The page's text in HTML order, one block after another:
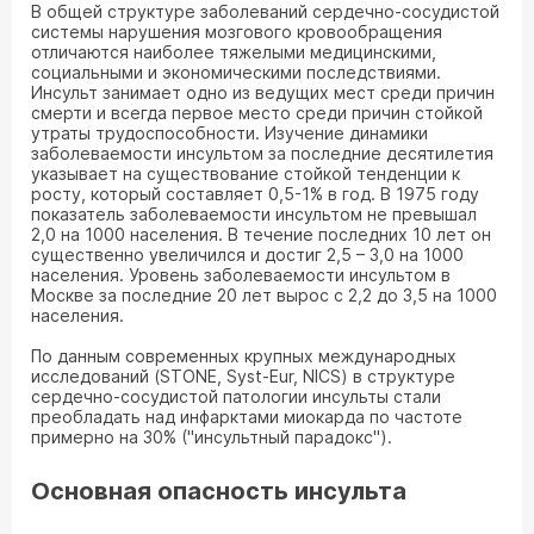
В общей структуре заболеваний сердечно-сосудистой
системы нарушения мозгового кровообращения
отличаются наиболее тяжелыми медицинскими,
социальными и экономическими последствиями.
Инсульт занимает одно из ведущих мест среди причин
смерти и всегда первое место среди причин стойкой
утраты трудоспособности. Изучение динамики
заболеваемости инсультом за последние десятилетия
указывает на существование стойкой тенденции к
росту, который составляет 0,5-1% в год. В 1975 году
показатель заболеваемости инсультом не превышал
2,0 на 1000 населения. В течение последних 10 лет он
существенно увеличился и достиг 2,5 – 3,0 на 1000
населения. Уровень заболеваемости инсультом в
Москве за последние 20 лет вырос с 2,2 до 3,5 на 1000
населения.
По данным современных крупных международных
исследований (STONE, Syst-Eur, NICS) в структуре
сердечно-сосудистой патологии инсульты стали
преобладать над инфарктами миокарда по частоте
примерно на 30% ("инсультный парадокс").
Основная опасность инсульта